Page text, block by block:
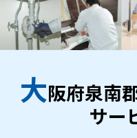
大阪府泉南
サー